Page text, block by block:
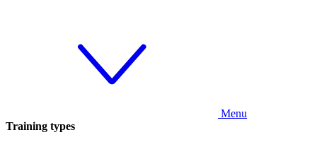
Menu
Training types